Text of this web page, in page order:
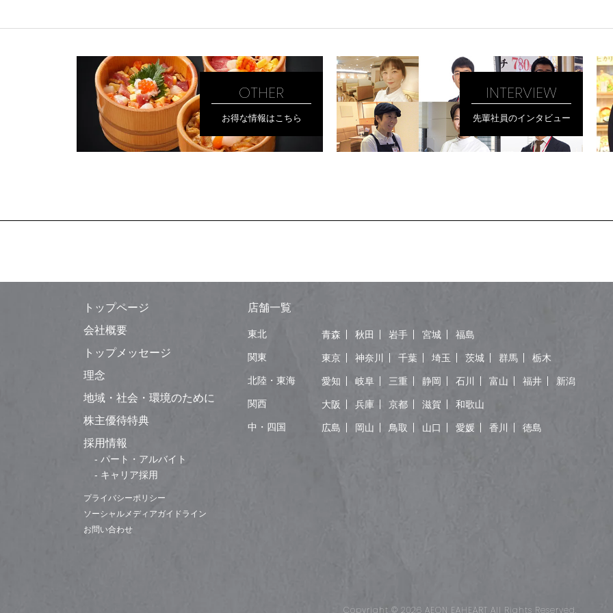
OTHER
お得な情報はこちら
INTERVIEW
先輩社員のインタビュー
トップページ
会社概要
トップメッセージ
理念
地域・社会・環境のために
株主優待特典
採用情報
- パート・アルバイト
- キャリア採用
プライバシーポリシー
ソーシャルメディアガイドライン
お問い合わせ
店舗一覧
東北 青森 秋田 岩手 宮城 福島
関東 東京 神奈川 千葉 埼玉 茨城 群馬 栃木
北陸・東海 愛知 岐阜 三重 静岡 石川 富山 福井 新潟
関西 大阪 兵庫 京都 滋賀 和歌山
中・四国 広島 岡山 鳥取 山口 愛媛 香川 徳島
Copyright © 2026 AEON EAHEART All Rights Reserved.